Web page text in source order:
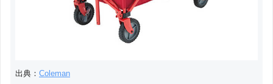
出典： Coleman